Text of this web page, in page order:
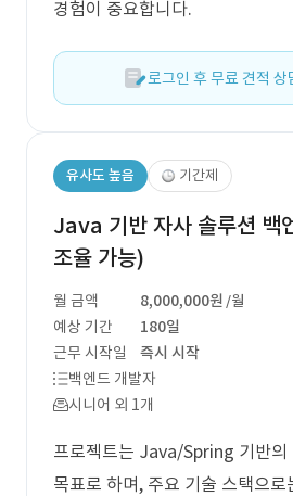
경험이 중요합니다.
로그인 후 무료 견적 상
유사도 높음 기간제
Java 기반 자사 솔루션 백
조율 가능)
월 금액 8,000,000원 /월
예상 기간
180일
근무 시작일
즉시 시작
백엔드 개발자
시니어 외 1개
프로젝트는 Java/Spring 기반의
목표로 하며, 주요 기술 스택으